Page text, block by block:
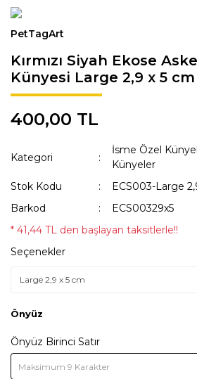
PetTagArt
Kırmızı Siyah Ekose
Künyesi Large 2,9 x 5 cm
400,00 TL
Kategori
İsme Özel
Künyeler
Stok Kodu
ECS003-Large
Barkod
ECS00329x5
* 41,44 TL den başlayan taksitlerle!!
Seçenekler
Önyüz
Önyüz Birinci Satır